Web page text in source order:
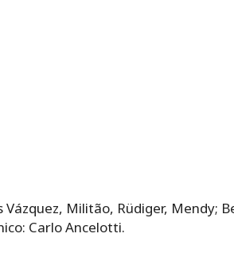
Vázquez, Militão, Rüdiger, Mendy;
Carlo Ancelotti.